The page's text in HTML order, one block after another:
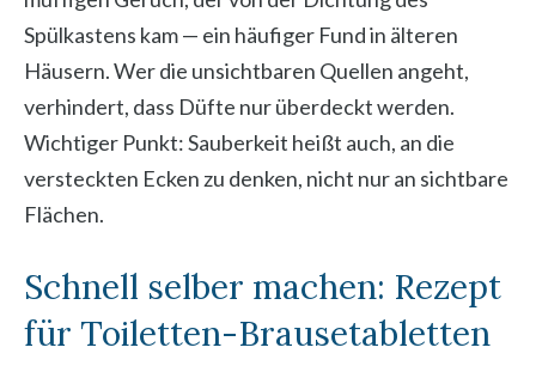
Spülkastens kam — ein häufiger Fund in älteren
Häusern. Wer die unsichtbaren Quellen angeht,
verhindert, dass Düfte nur überdeckt werden.
Wichtiger Punkt: Sauberkeit heißt auch, an die
versteckten Ecken zu denken, nicht nur an sichtbare
Flächen.
Schnell selber machen: Rezept
für Toiletten-Brausetabletten